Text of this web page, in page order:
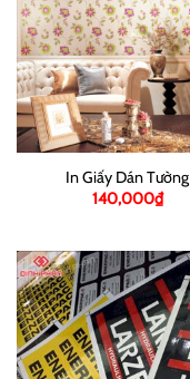
In Giấy Dán Tường
140,000₫